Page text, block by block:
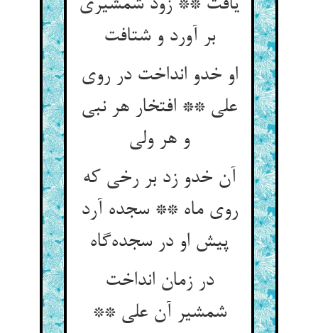
یافت ** زود شمشیری
بر آورد و شتافت‌‌
او خدو انداخت در روی
علی ** افتخار هر نبی
آن خدو زد بر رخی که
روی ماه ** سجده آرد
در زمان انداخت
شمشیر آن علی **